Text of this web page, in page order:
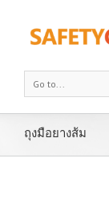
Go to...
ถุงมือยางส้ม